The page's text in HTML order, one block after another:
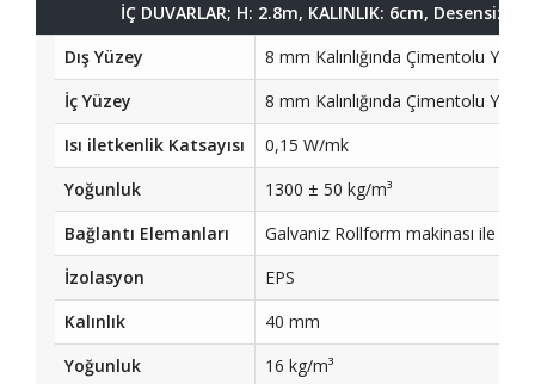
İÇ DUVARLAR; H: 2.8m, KALINLIK: 6cm, Desensiz
Dış Yüzey
8 mm Kalınlığında Çimentolu
İç Yüzey
8 mm Kalınlığında Çimentolu
Isı iletkenlik Katsayısı
0,15 W/mk
Yoğunluk
1300 ± 50 kg/m³
Bağlantı Elemanları
Galvaniz Rollform makinası ile
İzolasyon
EPS
Kalınlık
40 mm
Yoğunluk
16 kg/m³